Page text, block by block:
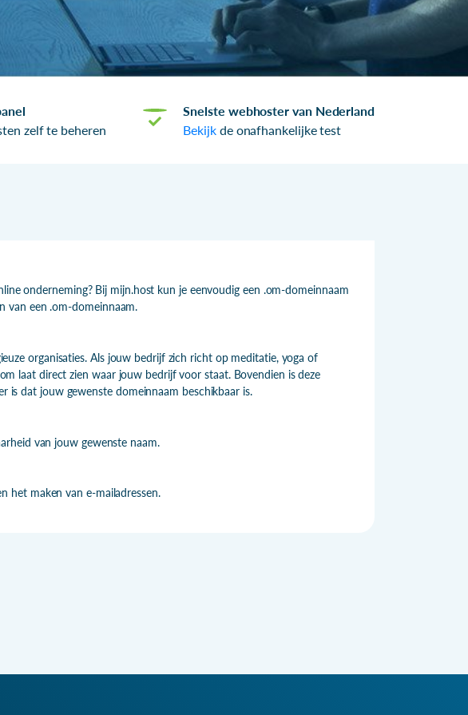
zelf te beheren
Snelste webhoster van Nederland
Bekijkde onafhankelijke test
onderneming? Bij mijn.host kun je eenvoudig een .om-domeinnaam
van een .om-domeinnaam.
organisaties. Als jouw bedrijf zich richt op meditatie, yoga of
laat direct zien waar jouw bedrijf voor staat. Bovendien is deze
is dat jouw gewenste domeinnaam beschikbaar is.
van jouw gewenste naam.
het maken van e-mailadressen.